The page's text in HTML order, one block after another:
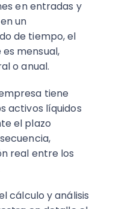
en entradas y
un
de tiempo, el
mensual,
o anual.
tiene
activos líquidos
el plazo
real entre los
cálculo y análisis